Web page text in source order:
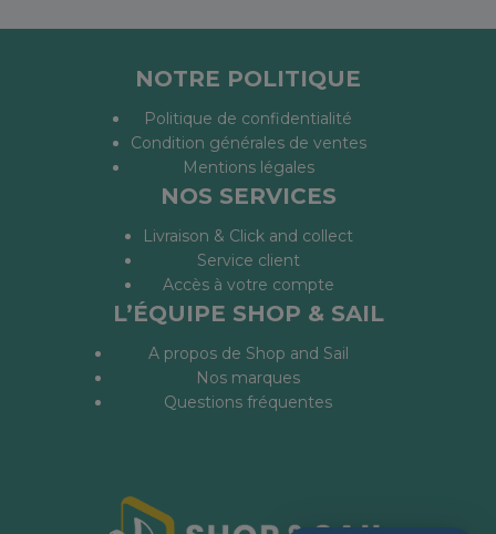
NOTRE POLITIQUE
Politique de confidentialité
Condition générales de ventes
Mentions légales
NOS SERVICES
Livraison & Click and collect
Service client
Accès à votre compte
L’ÉQUIPE SHOP & SAIL
A propos de Shop and Sail
Nos marques
Questions fréquentes